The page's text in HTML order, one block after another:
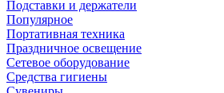
Подставки и держатели
Популярное
Портативная техника
Праздничное освещение
Сетевое оборудование
Средства гигиены